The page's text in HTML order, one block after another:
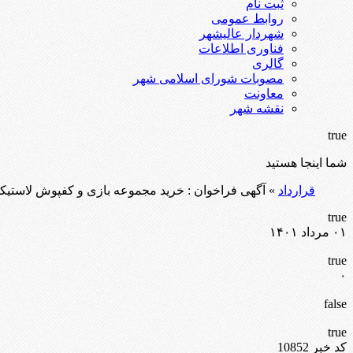
ثبت نام
روابط عمومی
شهردار عالیشهر
فناوری اطلاعات
گالری
مصوبات شورای اسلامی شهر
معاونت
نقشه شهر
true
شما اینجا هستید
قرارداد » آگهی فراخوان : خرید مجموعه بازی و کفپوش
true
۰۱ مرداد ۱۴۰۱
true
۰
false
true
کد خبر 10852